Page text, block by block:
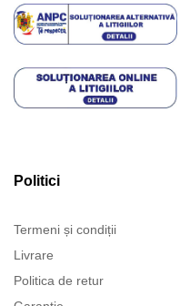
Politici
Termeni și condiții
Livrare
Politica de retur